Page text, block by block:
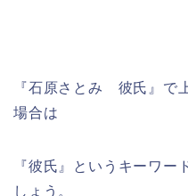
『石原さとみ 彼氏』で
場合は
『彼氏』というキーワー
しょう。